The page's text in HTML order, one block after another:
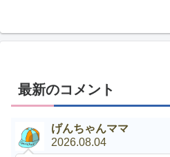
最新のコメント
げんちゃんママ
2026.08.04